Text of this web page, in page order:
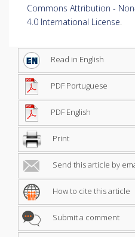
Commons Attribution -
4.0 International License.
Read in English
PDF Portuguese
PDF English
Print
Send this article by
How to cite this article
Submit a comment